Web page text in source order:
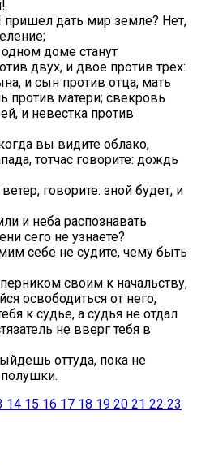
пришел дать мир земле? Нет,
доме станут
двух, и двое против трех:
и сын против отца; мать
против матери; свекровь
и невестка против
вы видите облако,
тотчас говорите: дождь
говорите: зной будет, и
и неба распознавать
сего не узнаете?
себе не судите, чему быть
своим к начальству,
освободиться от него,
к судье, а судья не отдал
не вверг тебя в
оттуда, пока не
14 15 16 17 18 19 20 21 22 23